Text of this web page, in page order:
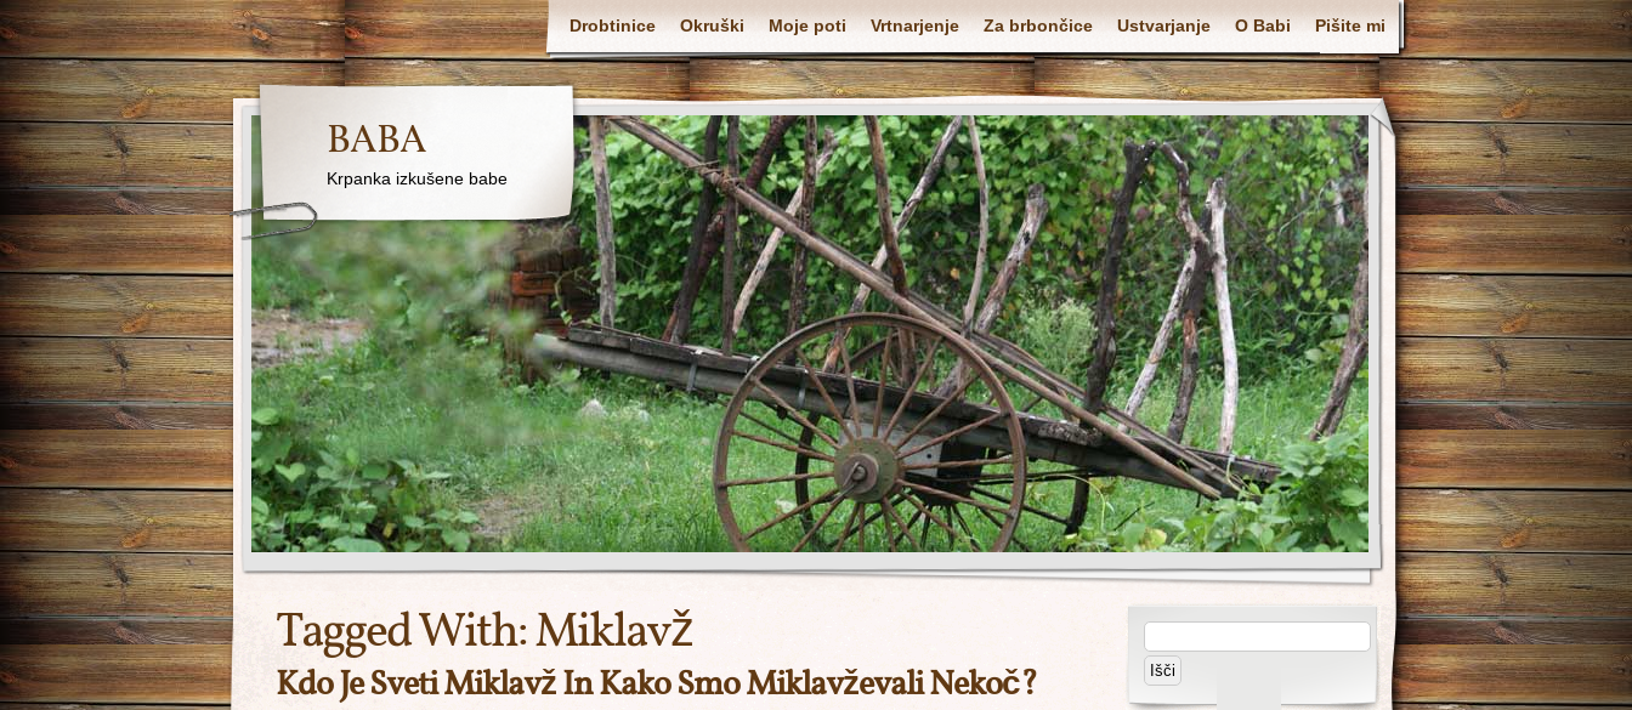
Drobtinice Okruški Moje poti Vrtnarjenje Za brbončice Ustvarjanje O Babi Pišite mi
BABA
Krpanka izkušene babe
Tagged With:Miklavž
Kdo Je Sveti Miklavž In Kako Smo Miklavževali Nekoč?